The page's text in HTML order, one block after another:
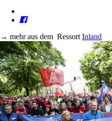
→ mehr aus dem Ressort Inland